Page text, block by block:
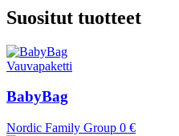
Suositut tuotteet
Vauvapaketti
BabyBag
Nordic Family Group 0 €